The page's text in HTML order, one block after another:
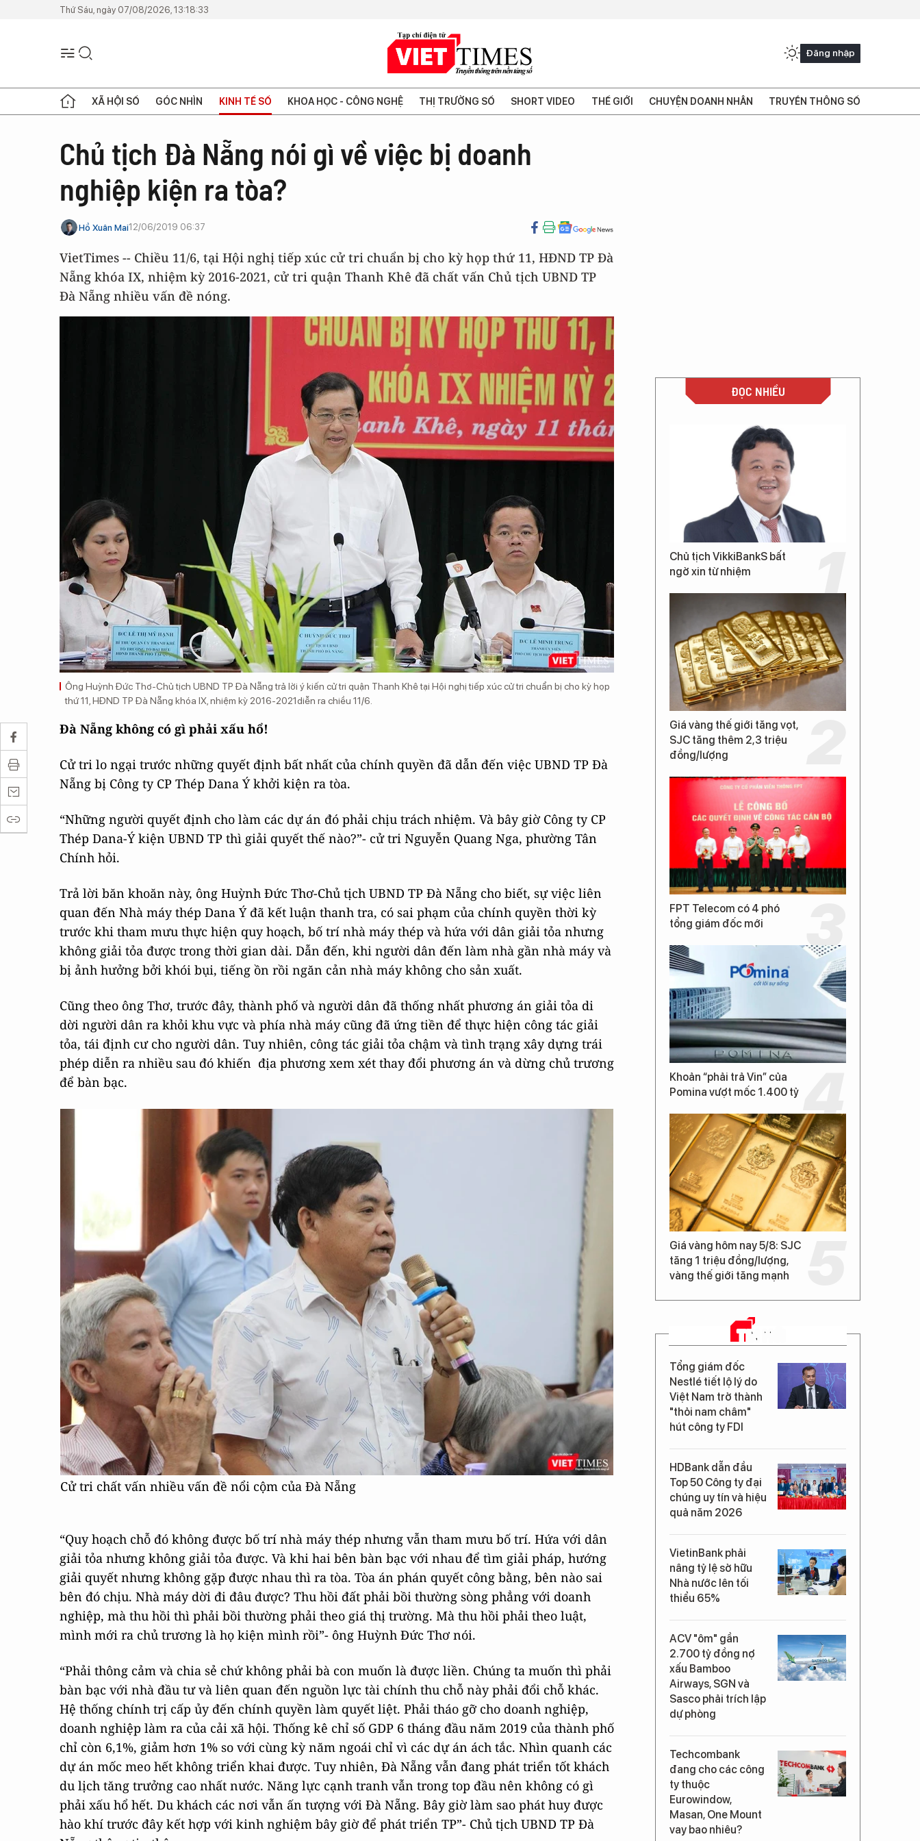
Thứ Sáu, ngày 07/08/2026, 13:18:33
Đăng nhập
XÃ HỘI SỐ GÓC NHÌN KINH TẾ SỐ KHOA HỌC - CÔNG NGHỆ THỊ TRƯỜNG SỐ SHORT VIDEO THẾ GIỚI CHUYỆN DOANH NHÂN TRUYỀN THÔNG SỐ
Chủ tịch Đà Nẵng nói gì về việc bị doanh
nghiệp kiện ra tòa?
Hồ Xuân Mai12/06/2019 06:37
VietTimes -- Chiều 11/6, tại Hội nghị tiếp xúc cử tri chuẩn bị cho kỳ họp thứ 11, HĐND TP Đà
Nẵng khóa IX, nhiệm kỳ 2016-2021, cử tri quận Thanh Khê đã chất vấn Chủ tịch UBND TP
Đà Nẵng nhiều vấn đề nóng.
Ông Huỳnh Đức Thơ-Chủ tịch UBND TP Đà Nẵng trả lời ý kiến cử tri quận Thanh Khê tại Hội nghị tiếp xúc cử tri chuẩn bị cho kỳ họp
thứ 11, HĐND TP Đà Nẵng khóa IX, nhiệm kỳ 2016-2021diễn ra chiều 11/6.
Đà Nẵng không có gì phải xấu hổ!
Cử tri lo ngại trước những quyết định bất nhất của chính quyền đã dẫn đến việc UBND TP Đà
Nẵng bị Công ty CP Thép Dana Ý khởi kiện ra tòa.
“Những người quyết định cho làm các dự án đó phải chịu trách nhiệm. Và bây giờ Công ty CP
Thép Dana-Ý kiện UBND TP thì giải quyết thế nào?”- cử tri Nguyễn Quang Nga, phường Tân
Chính hỏi.
Trả lời băn khoăn này, ông Huỳnh Đức Thơ-Chủ tịch UBND TP Đà Nẵng cho biết, sự việc liên
quan đến Nhà máy thép Dana Ý đã kết luận thanh tra, có sai phạm của chính quyền thời kỳ
trước khi tham mưu thực hiện quy hoạch, bố trí nhà máy thép và hứa với dân giải tỏa nhưng
không giải tỏa được trong thời gian dài. Dẫn đến, khi người dân đến làm nhà gần nhà máy và
bị ảnh hưởng bởi khói bụi, tiếng ồn rồi ngăn cản nhà máy không cho sản xuất.
Cũng theo ông Thơ, trước đây, thành phố và người dân đã thống nhất phương án giải tỏa di
dời người dân ra khỏi khu vực và phía nhà máy cũng đã ứng tiền để thực hiện công tác giải
tỏa, tái định cư cho người dân. Tuy nhiên, công tác giải tỏa chậm và tình trạng xây dựng trái
phép diễn ra nhiều sau đó khiến địa phương xem xét thay đổi phương án và dừng chủ trương
để bàn bạc.
Cử tri chất vấn nhiều vấn đề nổi cộm của Đà Nẵng
“Quy hoạch chỗ đó không được bố trí nhà máy thép nhưng vẫn tham mưu bố trí. Hứa với dân
giải tỏa nhưng không giải tỏa được. Và khi hai bên bàn bạc với nhau để tìm giải pháp, hướng
giải quyết nhưng không gặp được nhau thì ra tòa. Tòa án phán quyết công bằng, bên nào sai
bên đó chịu. Nhà máy dời đi đâu được? Thu hồi đất phải bồi thường sòng phẳng với doanh
nghiệp, mà thu hồi thì phải bồi thường phải theo giá thị trường. Mà thu hồi phải theo luật,
mình mới ra chủ trương là họ kiện mình rồi”- ông Huỳnh Đức Thơ nói.
“Phải thông cảm và chia sẻ chứ không phải bà con muốn là được liền. Chúng ta muốn thì phải
bàn bạc với nhà đầu tư và liên quan đến nguồn lực tài chính thu chỗ này phải đổi chỗ khác.
Hệ thống chính trị cấp ủy đến chính quyền làm quyết liệt. Phải tháo gỡ cho doanh nghiệp,
doanh nghiệp làm ra của cải xã hội. Thống kê chỉ số GDP 6 tháng đầu năm 2019 của thành phố
chỉ còn 6,1%, giảm hơn 1% so với cùng kỳ năm ngoái chỉ vì các dự án ách tắc. Nhìn quanh các
dự án mốc meo hết không triển khai được. Tuy nhiên, Đà Nẵng vẫn đang phát triển tốt khách
du lịch tăng trưởng cao nhất nước. Năng lực cạnh tranh vẫn trong top đầu nên không có gì
phải xấu hổ hết. Du khách các nơi vẫn ấn tượng với Đà Nẵng. Bây giờ làm sao phát huy được
hào khí trước đây kết hợp với kinh nghiệm bây giờ để phát triển TP”- Chủ tịch UBND TP Đà
ĐỌC NHIỀU
Chủ tịch VikkiBankS bất
ngờ xin từ nhiệm
Giá vàng thế giới tăng vọt,
SJC tăng thêm 2,3 triệu
đồng/lượng
FPT Telecom có 4 phó
tổng giám đốc mới
Khoản “phải trả Vin” của
Pomina vượt mốc 1.400 tỷ
Giá vàng hôm nay 5/8: SJC
tăng 1 triệu đồng/lượng,
vàng thế giới tăng mạnh
TIN MỚI
Tổng giám đốc
Nestlé tiết lộ lý do
Việt Nam trở thành
"thỏi nam châm"
hút công ty FDI
HDBank dẫn đầu
Top 50 Công ty đại
chúng uy tín và hiệu
quả năm 2026
VietinBank phải
nâng tỷ lệ sở hữu
Nhà nước lên tối
thiểu 65%
ACV "ôm" gần
2.700 tỷ đồng nợ
xấu Bamboo
Airways, SGN và
Sasco phải trích lập
dự phòng
Techcombank
đang cho các công
ty thuộc
Eurowindow,
Masan, One Mount
vay bao nhiêu?